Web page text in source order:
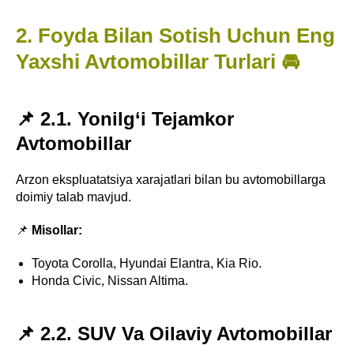
2. Foyda Bilan Sotish Uchun Eng
Yaxshi Avtomobillar Turlari 🚘
📌 2.1. Yonilg‘i Tejamkor
Avtomobillar
Arzon ekspluatatsiya xarajatlari bilan bu avtomobillarga
doimiy talab mavjud.
📌 Misollar:
Toyota Corolla, Hyundai Elantra, Kia Rio.
Honda Civic, Nissan Altima.
📌 2.2. SUV Va Oilaviy Avtomobillar